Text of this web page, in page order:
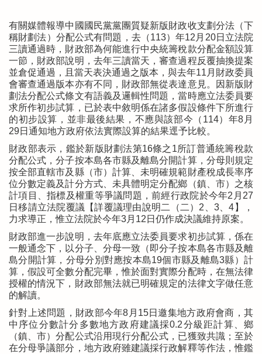
有關媒體報導中國國民黨黨團質疑新版財政收支劃分法（下
稱財劃法）分配公式有問題，去（113）年12月20日立法院
三讀通過時，財政部為何能進行中央統籌稅款分配金額設算
一節，財政部說明，去年三讀當天，審查過程反覆抽換提案
並倉促通過，且當天表決通過之版本，與去年11月財政委員
會審查通過版本亦有不同，財政部無從表達意見。因新版財
劃法分配公式條文有語義及邏輯性問題，當時應立法委員要
求所作初步試算，已於表中敘明係在諸多假設條件下所進行
的初步設算，並非最後結果，不應與該部今（114）年8月
29日通知地方政府依法實際設算的結果逕予比較。
財政部表示，鑑於新版財劃法第16條之1所訂普通統籌稅款
分配公式，分子按本島各市縣及離島分開計算，分母則規定
按全部直轄市及縣（市）計算、未明確規範財產稅成長率序
位分數定義及計分方式、未具體明定分配鄉（鎮、市）之核
計項目、指標及權重等爭議問題，前經行政院於今年2月27
日移請立法院覆議【詳覆議理由說明二（二）2、3、4】，
力求導正，惟立法院於今年3月12日仍作成決議維持原案。
財政部進一步說明，去年底應立法委員要求初步試算，係在
一般通念下，以分子、分母一致（即分子按本島各市縣及離
島分開計算，分母分別對應按本島19個市縣及離島3縣）計
算，假設可全數分配完畢，惟於面對實際分配時，在無法律
授權的情況下，財政部無法就已明確規定的法律文字做任意
的解讀。
針對上述問題，財政部今年8月15日邀集地方政府會商，其
中序位分數計分多數地方政府建議採0.2分級距計算、鄉
（鎮、市）分配公式沿用現行分配公式，已獲致共識；至於
在分母爭議部分，地方政府雖建議採行政解釋等作法，惟鑑